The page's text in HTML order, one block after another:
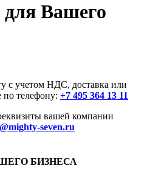
Вашего
с учетом НДС, доставка или
по телефону: +7 495 364 13 11
вашей компании
seven.ru
БИЗНЕСА